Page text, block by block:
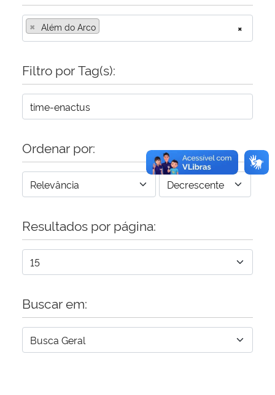
Secretaria-Geral
Advocacia-Geral da União
Banco Central do Brasil
×
× Além do Arco
Filtro por Tag(s):
Ordenar por:
Resultados por página:
Buscar em: